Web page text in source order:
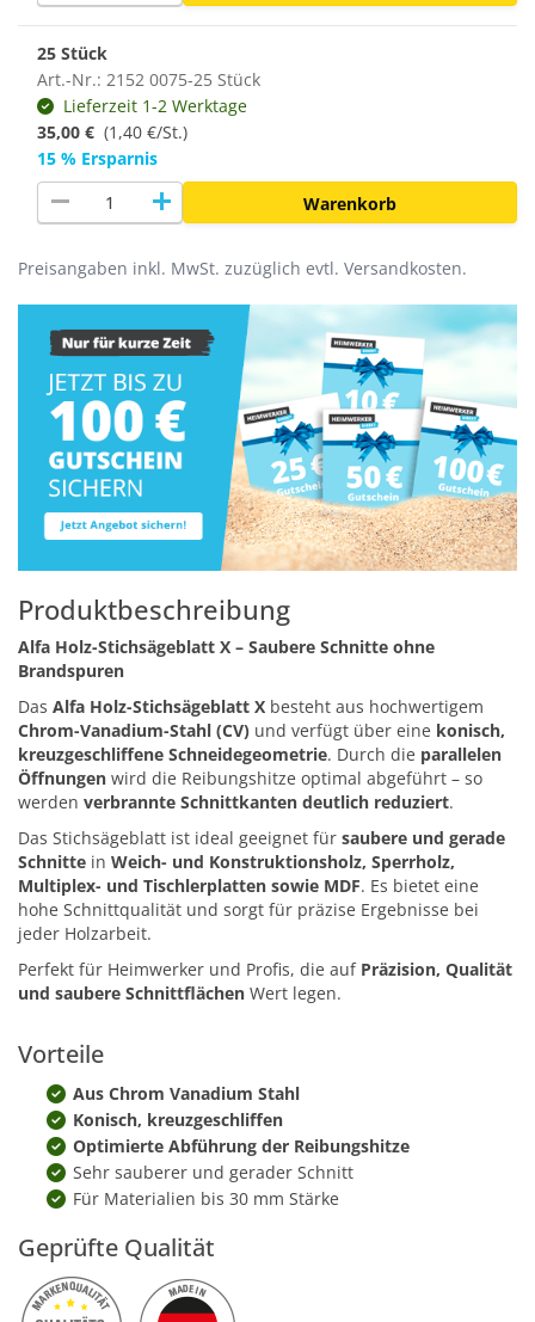
25 Stück
Art.-Nr.: 2152 0075-25 Stück
Lieferzeit 1-2 Werktage
35,00 € (1,40 €/St.)
15 % Ersparnis
remove add Warenkorb
Preisangaben inkl. MwSt. zuzüglich evtl. Versandkosten.
Produktbeschreibung
Alfa Holz-Stichsägeblatt X – Saubere Schnitte ohne
Brandspuren
Das Alfa Holz-Stichsägeblatt X besteht aus hochwertigem
Chrom-Vanadium-Stahl (CV) und verfügt über eine konisch,
kreuzgeschliffene Schneidegeometrie. Durch die parallelen
Öffnungen wird die Reibungshitze optimal abgeführt – so
werden verbrannte Schnittkanten deutlich reduziert.
Das Stichsägeblatt ist ideal geeignet für saubere und gerade
Schnitte in Weich- und Konstruktionsholz, Sperrholz,
Multiplex- und Tischlerplatten sowie MDF. Es bietet eine
hohe Schnittqualität und sorgt für präzise Ergebnisse bei
jeder Holzarbeit.
Perfekt für Heimwerker und Profis, die auf Präzision, Qualität
und saubere Schnittflächen Wert legen.
Vorteile
Aus Chrom Vanadium Stahl
Konisch, kreuzgeschliffen
Optimierte Abführung der Reibungshitze
Sehr sauberer und gerader Schnitt
Für Materialien bis 30 mm Stärke
Geprüfte Qualität